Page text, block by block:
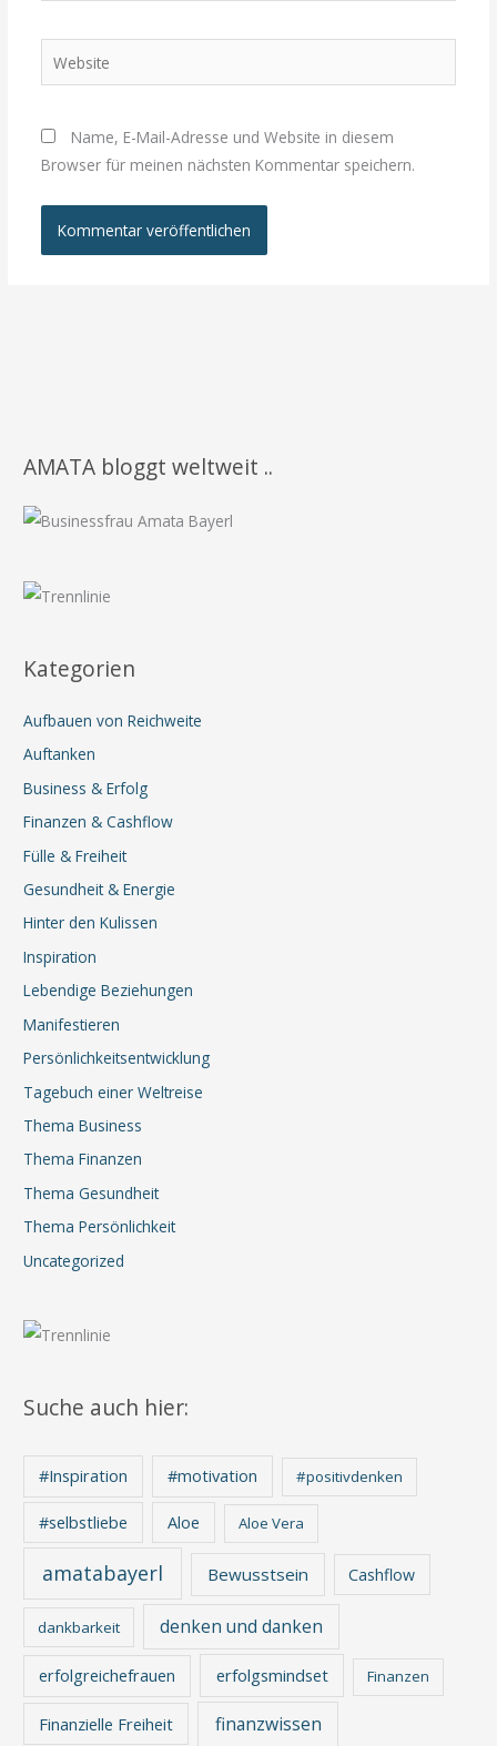
Website
Name, E-Mail-Adresse und Website in diesem
Browser für meinen nächsten Kommentar speichern.
AMATA bloggt weltweit ..
Kategorien
Aufbauen von Reichweite
Auftanken
Business & Erfolg
Finanzen & Cashflow
Fülle & Freiheit
Gesundheit & Energie
Hinter den Kulissen
Inspiration
Lebendige Beziehungen
Manifestieren
Persönlichkeitsentwicklung
Tagebuch einer Weltreise
Thema Business
Thema Finanzen
Thema Gesundheit
Thema Persönlichkeit
Uncategorized
Suche auch hier:
#Inspiration #motivation #positivdenken
#selbstliebe Aloe Aloe Vera
amatabayerl Bewusstsein Cashflow
dankbarkeit denken und danken
erfolgreichefrauen erfolgsmindset Finanzen
Finanzielle Freiheit finanzwissen